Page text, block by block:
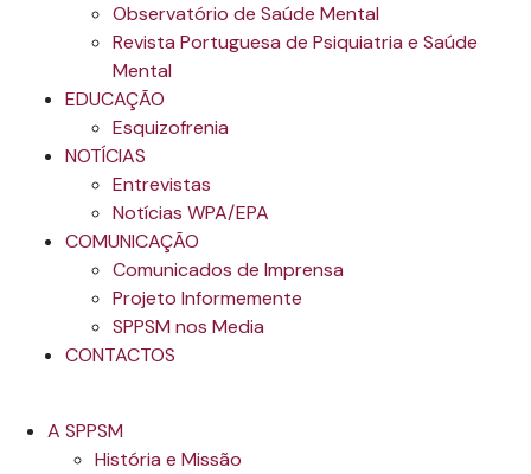
Observatório de Saúde Mental
Revista Portuguesa de Psiquiatria e Saúde
Mental
EDUCAÇÃO
Esquizofrenia
NOTÍCIAS
Entrevistas
Notícias WPA/EPA
COMUNICAÇÃO
Comunicados de Imprensa
Projeto Informemente
SPPSM nos Media
CONTACTOS
A SPPSM
História e Missão